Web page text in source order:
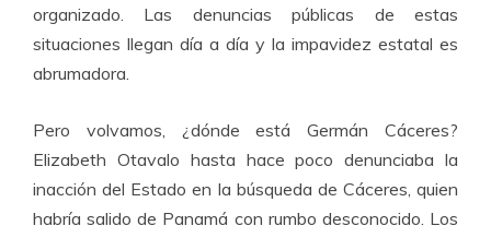
organizado. Las denuncias públicas de estas
situaciones llegan día a día y la impavidez estatal es
abrumadora.
Pero volvamos, ¿dónde está Germán Cáceres?
Elizabeth Otavalo hasta hace poco denunciaba la
inacción del Estado en la búsqueda de Cáceres, quien
habría salido de Panamá con rumbo desconocido. Los